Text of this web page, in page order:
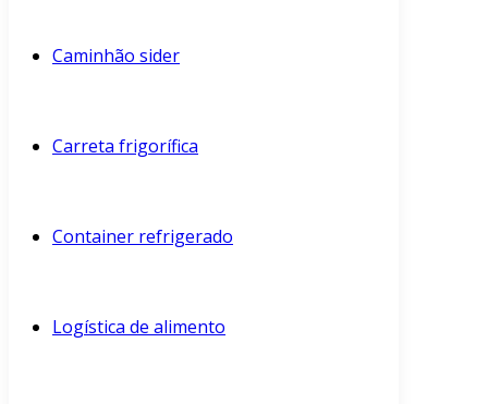
Caminhão sider
Carreta frigorífica
Container refrigerado
Logística de alimento